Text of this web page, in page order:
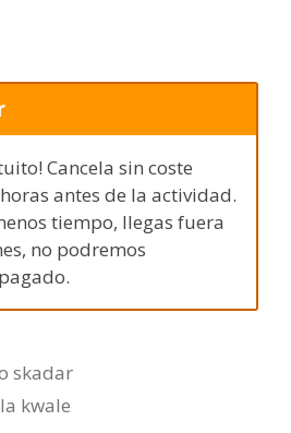
Cancela sin coste
antes de la actividad.
tiempo, llegas fuera
no podremos
skadar
kwale